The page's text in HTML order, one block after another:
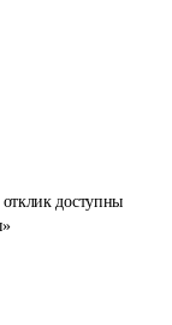
доступны